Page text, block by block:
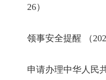
26）
领事安全提醒 （
申请办理中华人民